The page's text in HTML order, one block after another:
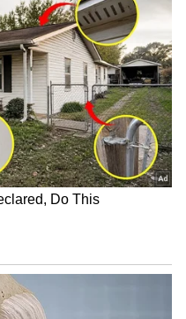
மாணவர்கள்
கல்வி தொடர
அதிர்ச்சி.